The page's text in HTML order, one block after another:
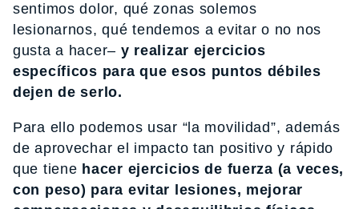
sentimos dolor, qué zonas solemos
lesionarnos, qué tendemos a evitar o no nos
gusta a hacer– y realizar ejercicios
específicos para que esos puntos débiles
dejen de serlo.
Para ello podemos usar “la movilidad”, además
de aprovechar el impacto tan positivo y rápido
que tiene hacer ejercicios de fuerza (a veces,
con peso) para evitar lesiones, mejorar